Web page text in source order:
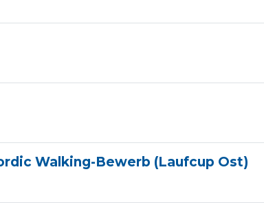
Walking-Bewerb (Laufcup Ost)